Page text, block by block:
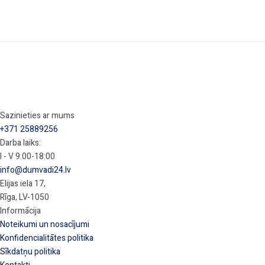
Sazinieties ar mums
+371 25889256
Darba laiks:
I - V 9:00-18:00
info@dumvadi24.lv
Elijas iela 17,
Rīga, LV-1050
Informācija
Noteikumi un nosacījumi
Konfidencialitātes politika
Sīkdatņu politika